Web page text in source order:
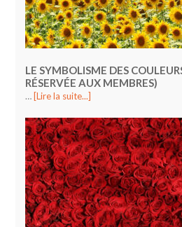
LE SYMBOLISME DES
RÉSERVÉE AUX MEMBRES)
… [Lire la suite...]